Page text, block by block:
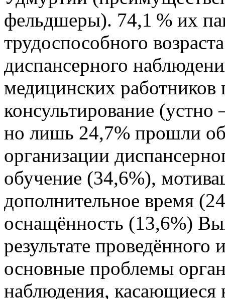
фельдшеры). 74,1 % их
трудоспособного
диспансерного
медицинских работников
консультирование
но лишь 24,7% прошли
организации
обучение (34,6%),
дополнительное время
оснащённость (13,6%)
результате
основные проблемы
наблюдения, касающиеся